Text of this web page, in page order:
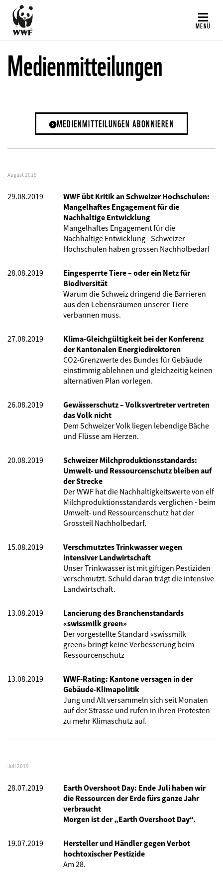
Direkt
zum
Inhalt
MENÜ
Medienmitteilungen
MEDIENMITTEILUNGEN ABONNIEREN
August 2019
29.08.2019
WWF übt Kritik an Schweizer Hochschulen:
Mangelhaftes Engagement für die
Nachhaltige Entwicklung
Mangelhaftes Engagement für die
Nachhaltige Entwicklung - Schweizer
Hochschulen haben grossen Nachholbedarf
28.08.2019
Eingesperrte Tiere – oder ein Netz für
Biodiversität
Warum die Schweiz dringend die Barrieren
aus den Lebensräumen unserer Tiere
verbannen muss.
27.08.2019
Klima-Gleichgültigkeit bei der Konferenz
der Kantonalen Energiedirektoren
CO2-Grenzwerte des Bundes für Gebäude
einstimmig ablehnen und gleichzeitig keinen
alternativen Plan vorlegen.
26.08.2019
Gewässerschutz – Volksvertreter vertreten
das Volk nicht
Dem Schweizer Volk liegen lebendige Bäche
und Flüsse am Herzen.
20.08.2019
Schweizer Milchproduktionsstandards:
Umwelt- und Ressourcenschutz bleiben auf
der Strecke
Der WWF hat die Nachhaltigkeitswerte von elf
Milchproduktionsstandards verglichen - beim
Umwelt- und Ressourcenschutz hat der
Grossteil Nachholbedarf.
15.08.2019
Verschmutztes Trinkwasser wegen
intensiver Landwirtschaft
Unser Trinkwasser ist mit giftigen Pestiziden
verschmutzt. Schuld daran trägt die intensive
Landwirtschaft.
13.08.2019
Lancierung des Branchenstandards
«swissmilk green»
Der vorgestellte Standard «swissmilk
green» bringt keine Verbesserung beim
Ressourcenschutz
13.08.2019
WWF-Rating: Kantone versagen in der
Gebäude-Klimapolitik
Jung und Alt versammeln sich seit Monaten
auf der Strasse und rufen in ihren Protesten
zu mehr Klimaschutz auf.
Juli 2019
28.07.2019
Earth Overshoot Day: Ende Juli haben wir
die Ressourcen der Erde fürs ganze Jahr
verbraucht
Morgen ist der „Earth Overshoot Day“.
19.07.2019
Hersteller und Händler gegen Verbot
hochtoxischer Pestizide
Am 28.